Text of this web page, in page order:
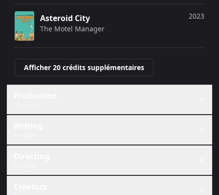
Asteroid City
The Motel Manager
2023
Afficher 20 crédits supplémentaires